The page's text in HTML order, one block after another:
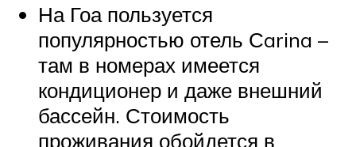
На Гоа пользуется
популярностью отель Сarina –
там в номерах имеется
кондиционер и даже внешний
бассейн. Стоимость
проживания обойдется в